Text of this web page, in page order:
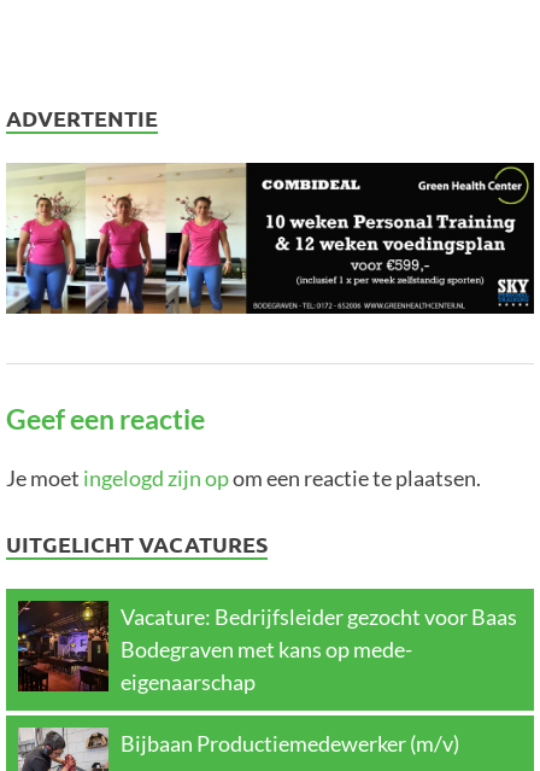
ADVERTENTIE
Geef een reactie
Je moet ingelogd zijn opom een reactie te plaatsen.
UITGELICHT VACATURES
Vacature: Bedrijfsleider gezocht voor Baas
Bodegraven met kans op mede-
eigenaarschap
Bijbaan Productiemedewerker (m/v)